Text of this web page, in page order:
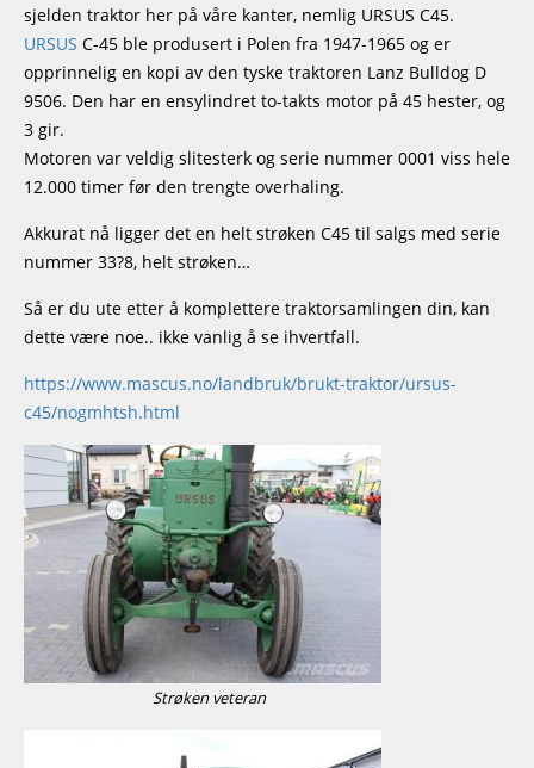
sjelden traktor her på våre kanter, nemlig URSUS C45.
URSUS C-45 ble produsert i Polen fra 1947-1965 og er
opprinnelig en kopi av den tyske traktoren Lanz Bulldog D
9506. Den har en ensylindret to-takts motor på 45 hester, og
3 gir.
Motoren var veldig slitesterk og serie nummer 0001 viss hele
12.000 timer før den trengte overhaling.
Akkurat nå ligger det en helt strøken C45 til salgs med serie
nummer 33?8, helt strøken…
Så er du ute etter å komplettere traktorsamlingen din, kan
dette være noe.. ikke vanlig å se ihvertfall.
https://www.mascus.no/landbruk/brukt-traktor/ursus-
c45/nogmhtsh.html
Strøken veteran